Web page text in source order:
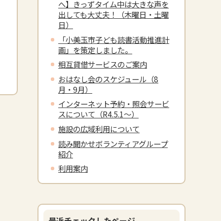
へ】きっずタイム中は大きな声を
出しても大丈夫！（木曜日・土曜
日）
「小美玉市子ども読書活動推進計
画」を策定しました。
相互貸借サービスのご案内
おはなし会のスケジュール（8
月・9月）
インターネット予約・照会サービ
スについて（R4.5.1～）
施設の広域利用について
読み聞かせボランティアグループ
紹介
利用案内